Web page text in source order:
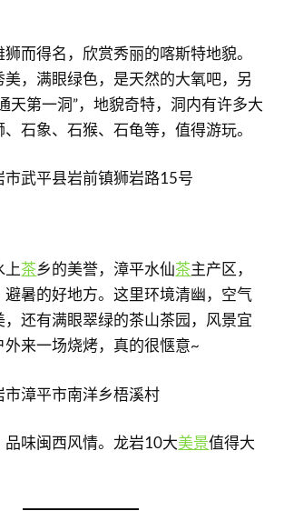
而得名，欣赏秀丽的喀斯特地貌。
，满眼绿色，是天然的大氧吧，另
天第一洞”，地貌奇特，洞内有许多大
石象、石猴、石龟等，值得游玩。
市武平县岩前镇狮岩路15号
上茶乡的美誉，漳平水仙茶主产区，
避暑的好地方。这里环境清幽，空气
还有满眼翠绿的茶山茶园，风景宜
外来一场烧烤，真的很惬意~
市漳平市南洋乡梧溪村
品味闽西风情。龙岩10大美景值得大